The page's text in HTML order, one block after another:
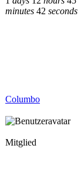
minutes 42 seconds
Columbo
Mitglied